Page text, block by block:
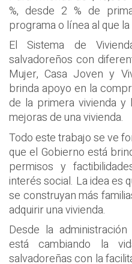
%, desde 2 % de
programa o línea al que
El Sistema de
salvadoreños con
Mujer, Casa Joven y
brinda apoyo en la
de la primera vivienda y
mejoras de una vivienda.
Todo este trabajo se ve
que el Gobierno está
permisos y
interés social. La idea es
se construyan más
adquirir una vivienda.
Desde la
está cambiando la
salvadoreñas con la